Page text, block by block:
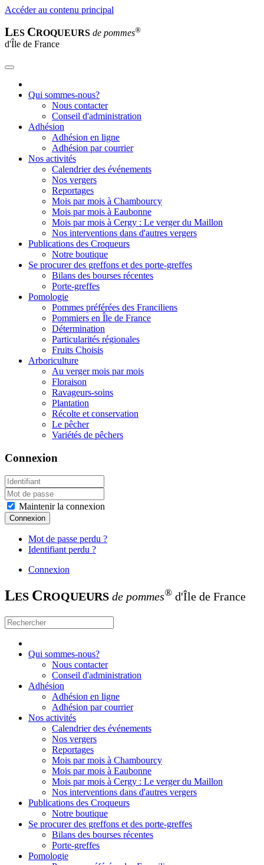
Accéder au contenu principal
LES CROQUEURS de pommes®
d'Île de France
Qui sommes-nous?
Nous contacter
Conseil d'administration
Adhésion
Adhésion en ligne
Adhésion par courrier
Nos activités
Calendrier des événements
Nos vergers
Reportages
Mois par mois à Chambourcy
Mois par mois à Eaubonne
Mois par mois à Cergy : Le verger du Maillon
Nos interventions dans d'autres vergers
Publications des Croqueurs
Notre boutique
Se procurer des greffons et des porte-greffes
Bilans des bourses récentes
Porte-greffes
Pomologie
Pommes préférées des Franciliens
Pommiers en Île de France
Détermination
Particularités régionales
Fruits Choisis
Arboriculture
Au verger mois par mois
Floraison
Ravageurs-soins
Plantation
Récolte et conservation
Le pêcher
Variétés de pêchers
Connexion
Maintenir la connexion
Connexion
Mot de passe perdu ?
Identifiant perdu ?
Connexion
LES CROQUEURS de pommes® d'Île de France
Qui sommes-nous?
Nous contacter
Conseil d'administration
Adhésion
Adhésion en ligne
Adhésion par courrier
Nos activités
Calendrier des événements
Nos vergers
Reportages
Mois par mois à Chambourcy
Mois par mois à Eaubonne
Mois par mois à Cergy : Le verger du Maillon
Nos interventions dans d'autres vergers
Publications des Croqueurs
Notre boutique
Se procurer des greffons et des porte-greffes
Bilans des bourses récentes
Porte-greffes
Pomologie